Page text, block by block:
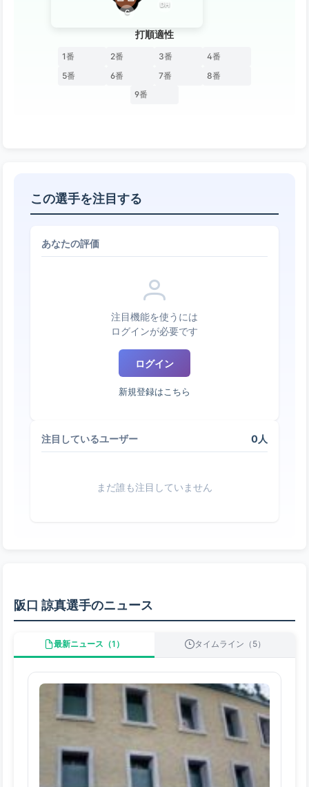
C
DH
打順適性
1番 2番 3番
4番
5番
6番 7番
8番
9番
この選手を注目する
あなたの評価
注目機能を使うには
ログインが必要です
ログイン
新規登録はこちら
注目しているユーザー 0人
まだ誰も注目していません
阪口 諒真選手のニュース
最新ニュース（1） タイムライン（5）